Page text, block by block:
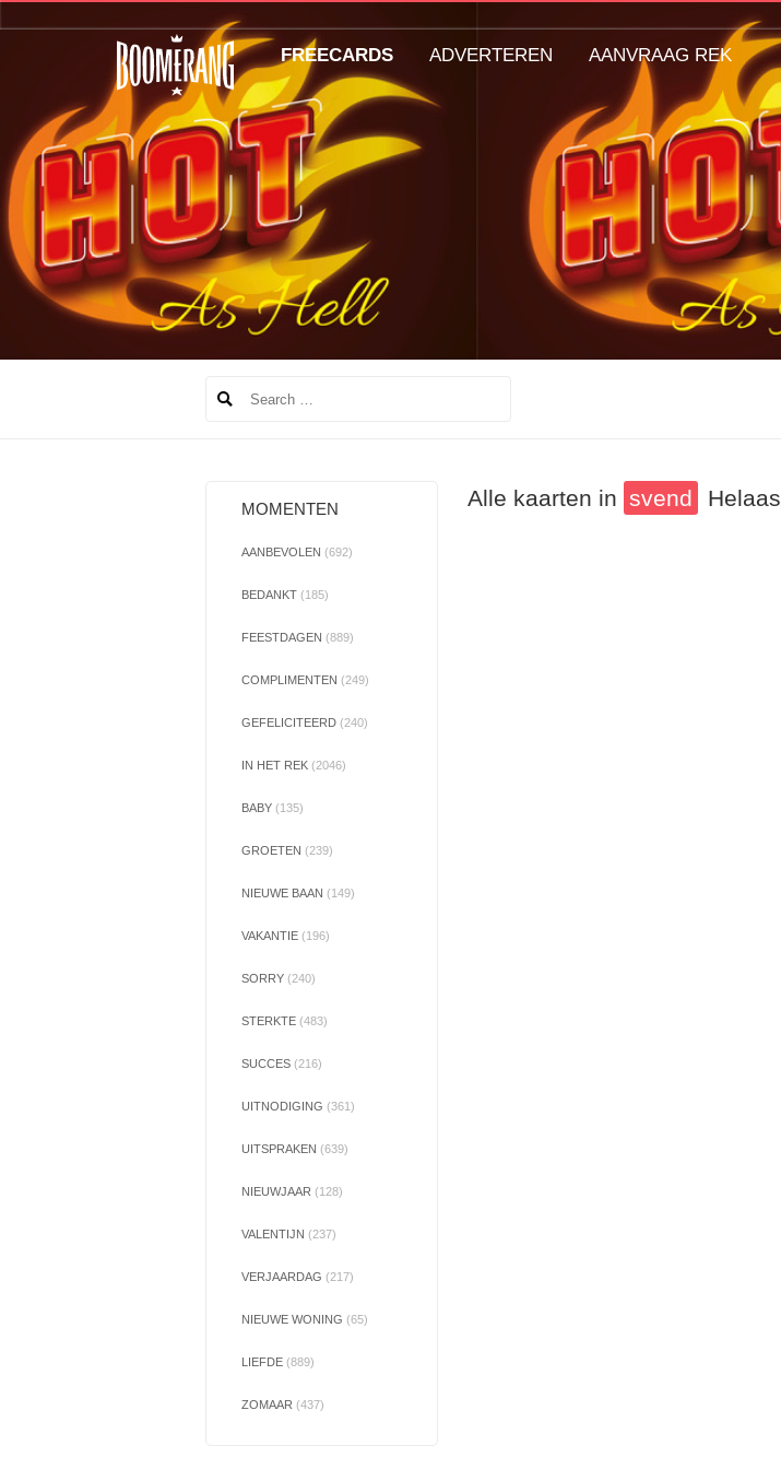
MOMENTEN
AANBEVOLEN (692)
BEDANKT (185)
FEESTDAGEN (889)
COMPLIMENTEN (249)
GEFELICITEERD (240)
IN HET REK (2046)
BABY (135)
GROETEN (239)
NIEUWE BAAN (149)
VAKANTIE (196)
SORRY (240)
STERKTE (483)
SUCCES (216)
UITNODIGING (361)
UITSPRAKEN (639)
NIEUWJAAR (128)
VALENTIJN (237)
VERJAARDAG (217)
NIEUWE WONING (65)
LIEFDE (889)
ZOMAAR (437)
Alle kaarten in svend
FREECARDS ADVERTEREN AANVRAAG REK